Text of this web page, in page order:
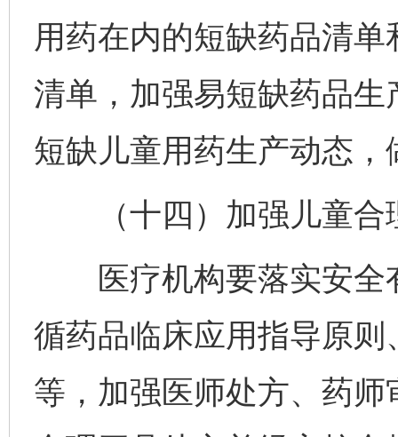
用药在内的短缺药品清
清单，加强易短缺药品
短缺儿童用药生产动态，
（十四）加强儿童合
医疗机构要落实安全
循药品临床应用指导原
等，加强医师处方、药